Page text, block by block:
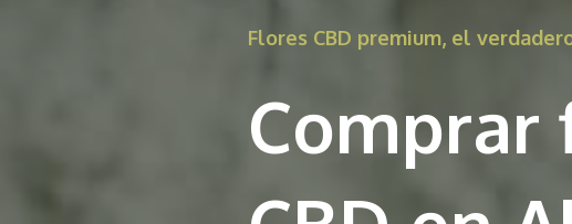
Flores CBD premium, el
Comprar